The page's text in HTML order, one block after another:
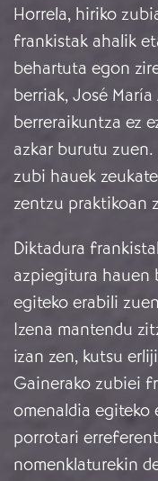
Horrela, hiriko
frankistak ahalik
behartuta egon
berriak, José
berreraikuntza ez
azkar burutu
zubi hauek
zentzu praktikoan
Diktadura
azpiegitura hauen
egiteko erabili
Izena mantendu
izan zen, kutsu
Gainerako zubiei
omenaldia egiteko
porrotari
nomenklaturekin